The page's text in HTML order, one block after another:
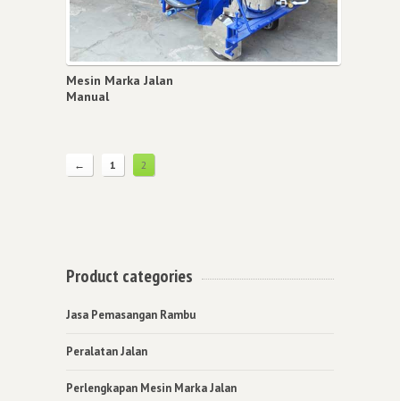
Mesin Marka Jalan
Manual
← 1 2
Product categories
Jasa Pemasangan Rambu
Peralatan Jalan
Perlengkapan Mesin Marka Jalan